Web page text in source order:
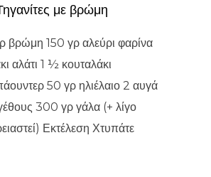
με βρώμη
βρώμη 150 γρ αλεύρι φαρίνα
αλάτι 1 ½ κουταλάκι
50 γρ ηλιέλαιο 2 αυγά
300 γρ γάλα (+ λίγο
Εκτέλεση Χτυπάτε